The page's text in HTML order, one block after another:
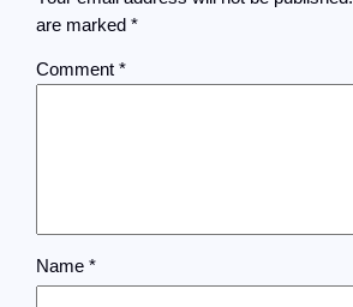
are marked*
Comment*
Name*